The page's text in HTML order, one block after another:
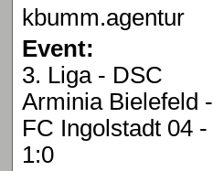
kbumm.agentur
Event:
3. Liga - DSC
Arminia Bielefeld -
FC Ingolstadt 04 -
1:0